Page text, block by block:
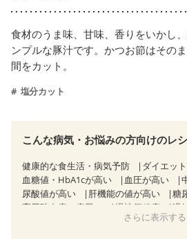
食材のうま味、甘味、香りをいかし
ンプルな豚汁です。かつお節はその
間をカット。
塩分カット
こんな病気・お悩みの方向けのレ
健康的な食生活・病気予防
ダイエット
血糖値・HbA1cが高い
血圧が高い
尿酸値が高い
肝機能の値が高い 糖
高尿酸血症（痛風）
慢性便秘症
過
糖尿病性腎症（
さらに表示する